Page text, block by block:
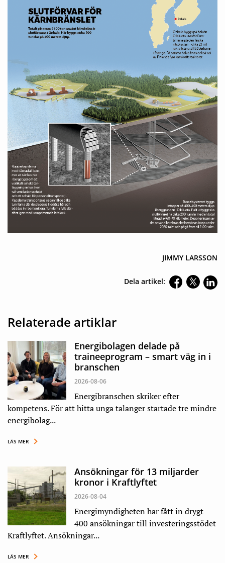
JIMMY LARSSON
Dela artikel:
Relaterade artiklar
Energibolagen delade på
traineeprogram – smart väg in i
branschen
2026-08-06
Energibranschen skriker efter
kompetens. För att hitta unga talanger startade tre mindre
energibolag...
LÄS MER
Ansökningar för 13 miljarder
kronor i Kraftlyftet
2026-08-04
Energimyndigheten har fått in drygt
400 ansökningar till investeringsstödet
Kraftlyftet. Ansökningar...
LÄS MER